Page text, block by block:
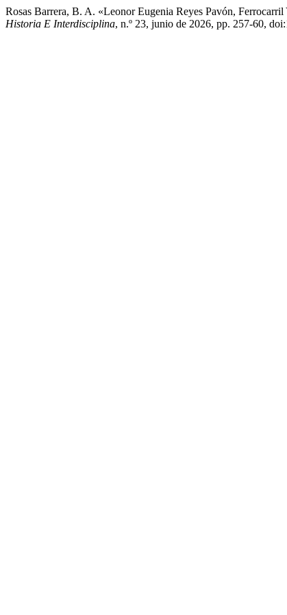
Rosas Barrera, B. A. «Leonor Eugenia Reyes Pavón,
Historia E Interdisciplina, n.º 23, junio de 2026, pp. 257-60,